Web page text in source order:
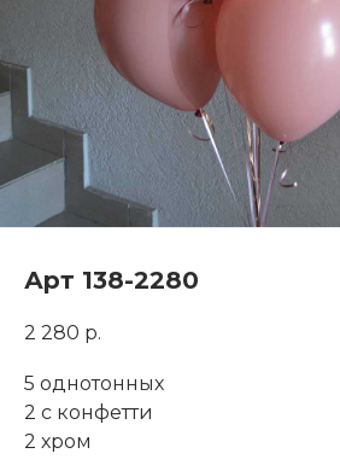
Арт 138-2280
2 280 р.
5 однотонных
2 с конфетти
2 хром